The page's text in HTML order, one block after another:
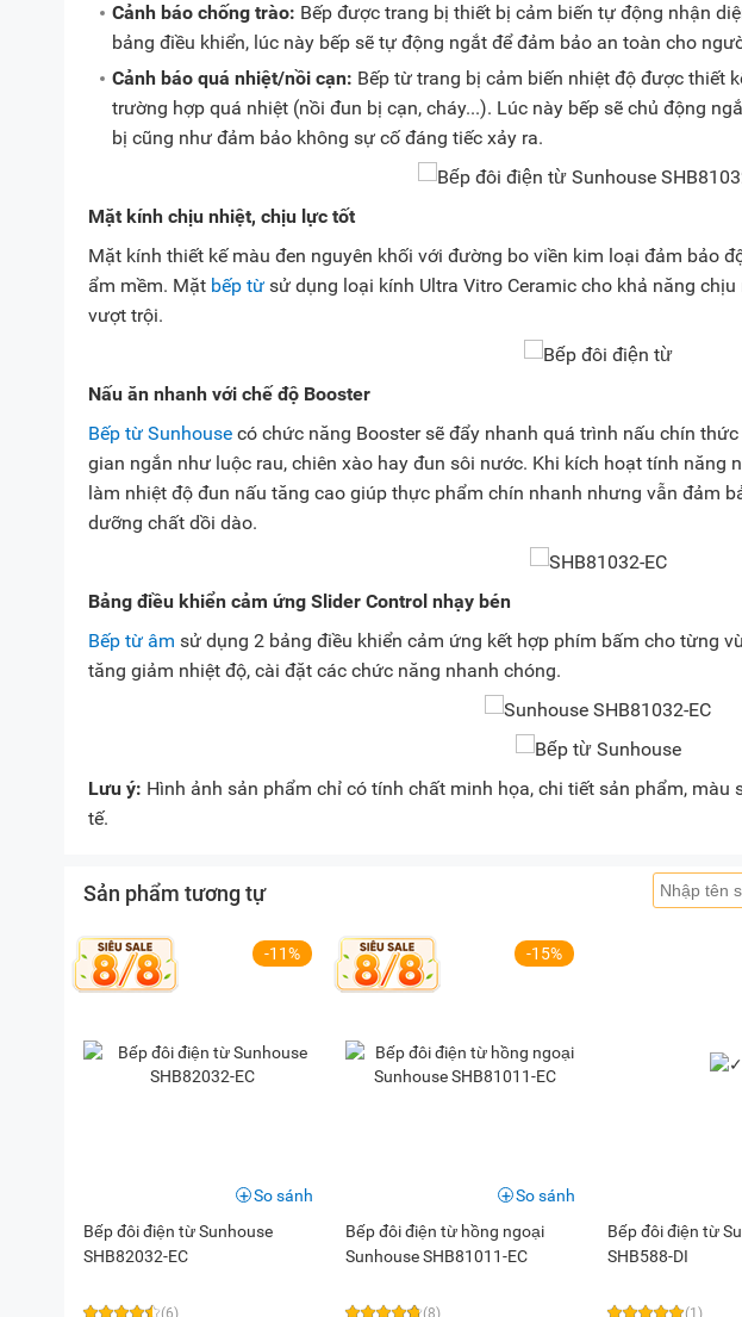
Cảnh báo chống trào: Bếp được trang bị thiết bị cảm biến tự động nhận
bảng điều khiển, lúc này bếp sẽ tự động ngắt để đảm bảo an toàn cho
Cảnh báo quá nhiệt/nồi cạn: Bếp từ trang bị cảm biến nhiệt độ được thiết
trường hợp quá nhiệt (nồi đun bị cạn, cháy...). Lúc này bếp sẽ chủ động
bị cũng như đảm bảo không sự cố đáng tiếc xảy ra.
Mặt kính chịu nhiệt, chịu lực tốt
Mặt kính thiết kế màu đen nguyên khối với đường bo viền kim loại đảm bảo
ẩm mềm. Mặt bếp từ sử dụng loại kính Ultra Vitro Ceramic cho khả năng
vượt trội.
Nấu ăn nhanh với chế độ Booster
Bếp từ Sunhouse có chức năng Booster sẽ đẩy nhanh quá trình nấu chín
gian ngắn như luộc rau, chiên xào hay đun sôi nước. Khi kích hoạt tính năng
làm nhiệt độ đun nấu tăng cao giúp thực phẩm chín nhanh nhưng vẫn đảm
dưỡng chất dồi dào.
Bảng điều khiển cảm ứng Slider Control nhạy bén
Bếp từ âm sử dụng 2 bảng điều khiển cảm ứng kết hợp phím bấm cho từng
tăng giảm nhiệt độ, cài đặt các chức năng nhanh chóng.
Lưu ý: Hình ảnh sản phẩm chỉ có tính chất minh họa, chi tiết sản phẩm,
tế.
Sản phẩm tương tự
-11%
Bếp đôi điện từ Sunhouse
SHB82032-EC
So sánh
-15%
Bếp đôi điện từ hồng ngoại
Sunhouse SHB81011-EC
So sánh
Bếp đôi điện từ
SHB588-DI